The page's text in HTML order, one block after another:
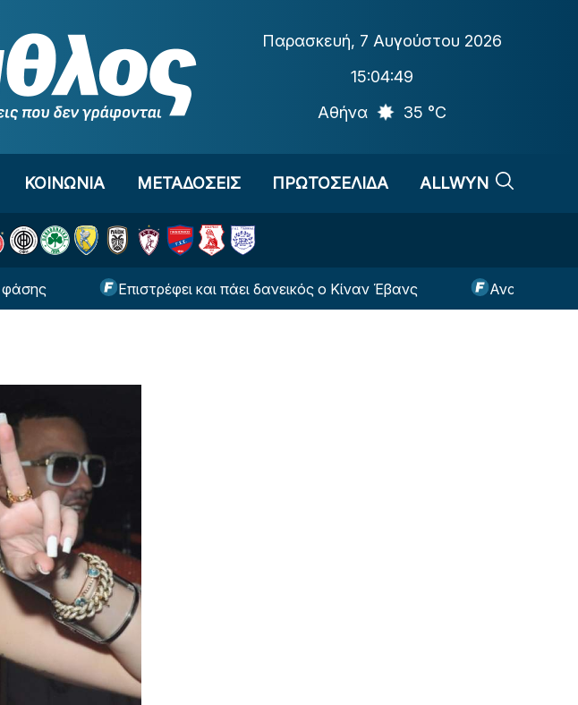
Παρασκευή, 7 Αυγούστου 2026
15:04:51
Αθήνα
35 °C
ΚΟΙΝΩΝΙΑ ΜΕΤΑΔΟΣΕΙΣ ΠΡΩΤΟΣΕΛΙΔΑ ALLWYN
Επιστρέφει και πάει δανεικός ο Κίναν Έβανς Ανακοίνωσε τους Δημήτρη